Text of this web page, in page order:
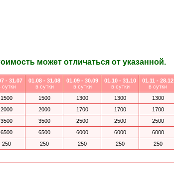
может отличаться от указанной.
- 31.07
сутки
01.08 - 31.08
в сутки
01.09 - 30.09
в сутки
01.10 - 31.10
в сутки
01.11 - 28.12
в сутки
1500 1500 1300 1300
1300
2000 2000 1700 1700
1700
3500 3500 2500 2500
2500
6500 6500 6000 6000
6000
250 250 250 250 250